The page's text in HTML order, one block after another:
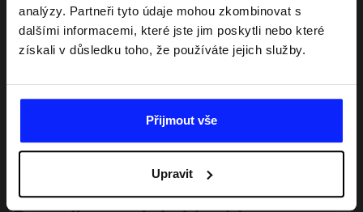
analýzy. Partneři tyto údaje mohou zkombinovat s
dalšími informacemi, které jste jim poskytli nebo které
získali v důsledku toho, že používáte jejich služby.
Přijmout vše
Upravit